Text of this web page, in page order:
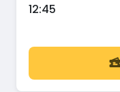
12:45